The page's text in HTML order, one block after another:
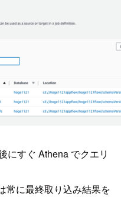
にすぐ Athena でクエリ
に最終取り込み結果を